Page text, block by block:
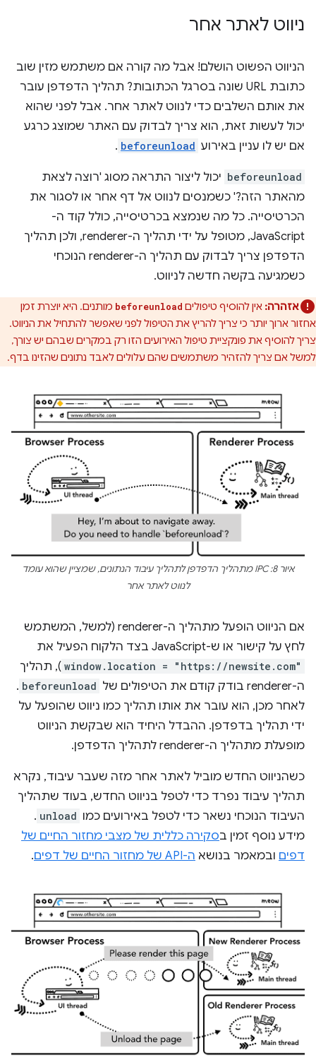
ניווט לאתר אחר
הניווט הפשוט הושלם! אבל מה קורה אם משתמש מזין שוב
כתובת URL שונה בסרגל הכתובות? תהליך הדפדפן עובר
את אותם השלבים כדי לנווט לאתר אחר. אבל לפני שהוא
יכול לעשות זאת, הוא צריך לבדוק עם האתר שמוצג כרגע
אם יש לו עניין באירוע beforeunload
.
beforeunload יכול ליצור התראה מסוג 'רוצה לצאת
מהאתר הזה?' כשמנסים לנווט אל דף אחר או לסגור את
הכרטיסייה. כל מה שנמצא בכרטיסייה, כולל קוד ה-
JavaScript, מטופל על ידי תהליך ה-renderer, ולכן תהליך
הדפדפן צריך לבדוק עם תהליך ה-renderer הנוכחי
כשמגיעה בקשה חדשה לניווט.
אזהרה: אין להוסיף טיפולים beforeunload מותנים. היא יוצרת זמן
אחזור ארוך יותר כי צריך להריץ את הטיפול לפני שאפשר להתחיל את הניווט.
צריך להוסיף את פונקציית טיפול האירועים הזו רק במקרים שבהם יש צורך,
למשל אם צריך להזהיר משתמשים שהם עלולים לאבד נתונים שהזינו בדף.
איור 8: IPC מתהליך הדפדפן לתהליך עיבוד הנתונים, שמציין שהוא עומד
לנווט לאתר אחר
אם הניווט הופעל מתהליך ה-renderer (למשל, המשתמש
לחץ על קישור או ש-JavaScript בצד הלקוח הפעיל את
window.location = "https://newsite.com" ), תהליך
ה-renderer בודק קודם את הטיפולים של
beforeunload
.
לאחר מכן, הוא עובר את אותו תהליך כמו ניווט שהופעל על
ידי תהליך בדפדפן. ההבדל היחיד הוא שבקשת הניווט
מופעלת מתהליך ה-renderer לתהליך הדפדפן.
כשהניווט החדש מוביל לאתר אחר מזה שעבר עיבוד, נקרא
תהליך עיבוד נפרד כדי לטפל בניווט החדש, בעוד שתהליך
העיבוד הנוכחי נשאר כדי לטפל באירועים כמו unload
.
מידע נוסף זמין בסקירה כללית של מצבי מחזור החיים של
דפים ובמאמר בנושא ה-API של מחזור החיים של דפים .